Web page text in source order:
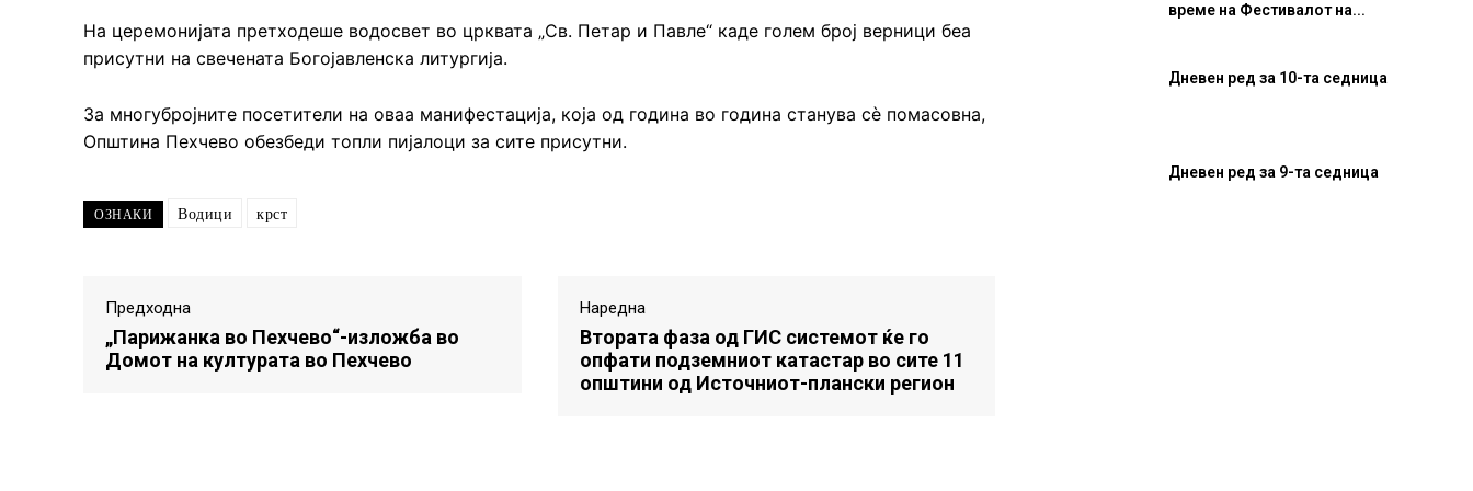
На церемонијата претходеше водосвет во црквата „Св. Петар и Павле“ каде голем број верници беа
присутни на свечената Богојавленска литургија.
За многубројните посетители на оваа манифестација, која од година во година станува сѐ помасовна,
Општина Пехчево обезбеди топли пијалоци за сите присутни.
ОЗНАКИ Водици крст
Предходна
„Парижанка во Пехчево“-изложба во
Домот на културата во Пехчево
Наредна
Втората фаза од ГИС системот ќе го
опфати подземниот катастар во сите 11
општини од Источниот-плански регион
време на Фестивалот на...
Дневен ред за 10-та седница
Дневен ред за 9-та седница